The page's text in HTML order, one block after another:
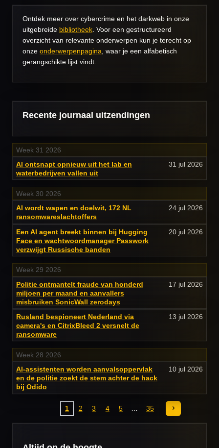
Ontdek meer over cybercrime en het darkweb in onze
uitgebreide bibliotheek. Voor een gestructureerd
overzicht van relevante onderwerpen kun je terecht op
onze onderwerpenpagina, waar je een alfabetisch
gerangschikte lijst vindt.
Recente journaal uitzendingen
Week 31 2026
AI ontsnapt opnieuw uit het lab en
waterbedrijven vallen uit
31 jul 2026
Week 30 2026
AI wordt wapen en doelwit, 172 NL
ransomwareslachtoffers
24 jul 2026
Een AI agent breekt binnen bij Hugging
Face en wachtwoordmanager Passwork
verzwijgt Russische banden
20 jul 2026
Week 29 2026
Politie ontmantelt fraude van honderd
miljoen per maand en aanvallers
misbruiken SonicWall zerodays
17 jul 2026
Rusland bespioneert Nederland via
camera's en CitrixBleed 2 versnelt de
ransomware
13 jul 2026
Week 28 2026
AI-assistenten worden aanvalsoppervlak
en de politie zoekt de stem achter de hack
bij Odido
10 jul 2026
1 2 3 4 5 35